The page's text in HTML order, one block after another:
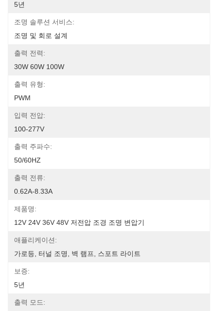
5년
조명 솔루션 서비스:
조명 및 회로 설계
출력 전력:
30W 60W 100W
출력 유형:
PWM
입력 전압:
100-277V
출력 주파수:
50/60HZ
출력 전류:
0.62A-8.33A
제품명:
12V 24V 36V 48V 저전압 조경 조명 변압기
애플리케이션:
가로등, 터널 조명, 벽 램프, 스포트 라이트
보증:
5년
출력 모드: